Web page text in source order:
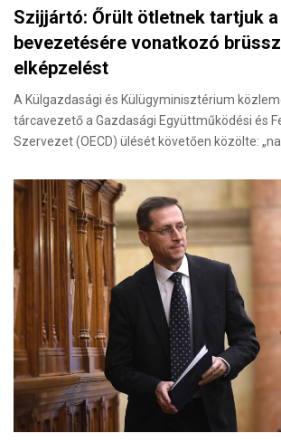
Szijjártó: Őrült ötletnek tartjuk
bevezetésére vonatkozó
elképzelést
A Külgazdasági és Külügyminisztérium
tárcavezető a Gazdasági Együttműködési és
Szervezet (OECD) ülését követően közölte: